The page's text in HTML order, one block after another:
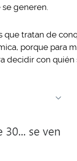
generen.
que tratan de
porque para
decidir con quién